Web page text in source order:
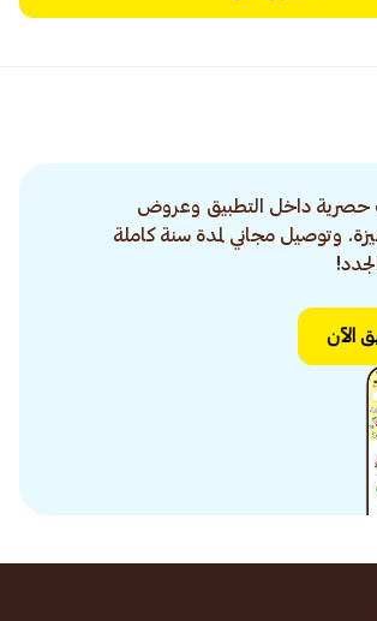
حصرية داخل التطبيق وعروض
وتوصيل مجاني لمدة سنة كاملة
الآن